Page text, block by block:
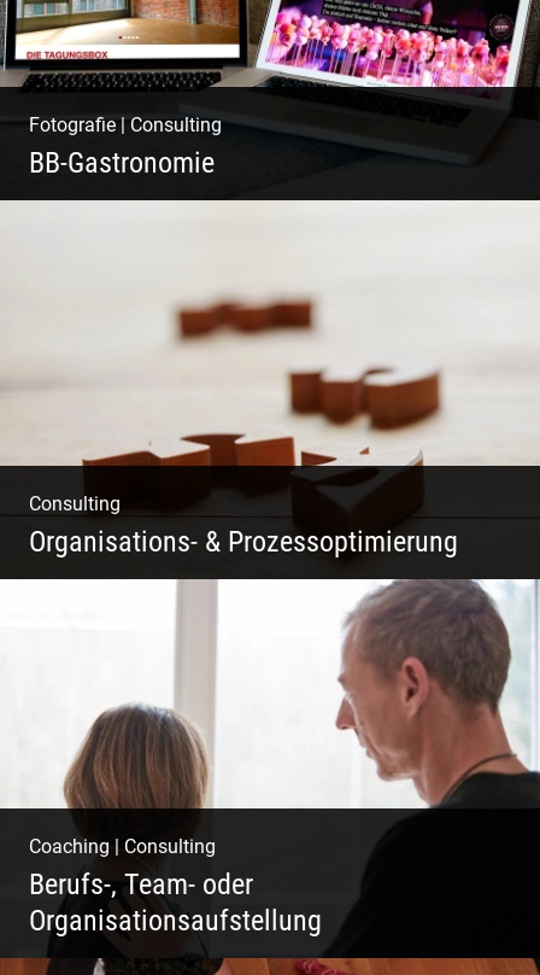
Fotografie|Consulting
BB-Gastronomie
Consulting
Organisations- & Prozessoptimierung
Erfolg ermöglichen durch Klarheit in der
Coaching | Consulting
Berufs-, Team- oder
Organisationsaufstellung